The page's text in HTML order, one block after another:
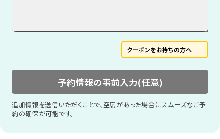
クーポンをお持ちの方へ
予約情報の事前入力(任意)
追加情報を送信いただくことで、空席があった場合にスムーズなご予
約の確保が可能です。